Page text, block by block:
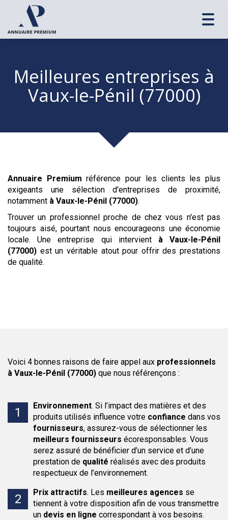
Meilleures entreprises à
Vaux-le-Pénil (77000)
Annuaire Premium référence pour les clients les plus
exigeants une sélection d'entreprises de proximité,
notamment à Vaux-le-Pénil (77000).
Trouver un professionnel proche de chez vous n'est pas
toujours aisé, pourtant nous encourageons une économie
locale. Une entreprise qui intervient à Vaux-le-Pénil
(77000) est un véritable atout pour offrir des prestations
de qualité.
Voici 4 bonnes raisons de faire appel aux professionnels
à Vaux-le-Pénil (77000) que nous référençons :
Environnement. Si l’impact des matières et des
produits utilisés influence votre confiance dans vos
fournisseurs, assurez-vous de sélectionner les
meilleurs fournisseurs écoresponsables. Vous
serez assuré de bénéficier d’un service et d’une
prestation de qualité réalisés avec des produits
respectueux de l’environnement.
Prix attractifs. Les meilleures agences se
tiennent à votre disposition afin de vous transmettre
un devis en ligne correspondant à vos besoins.